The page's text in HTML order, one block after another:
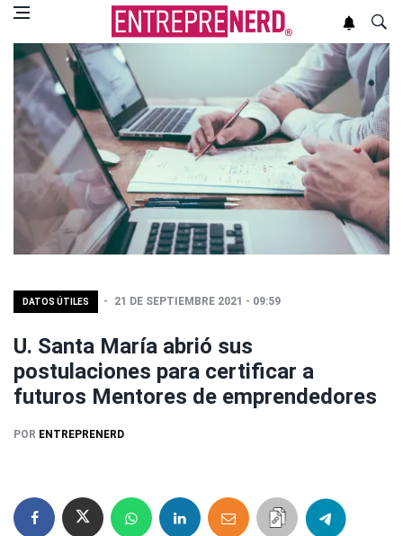
DATOS ÚTILES 21 DE SEPTIEMBRE 2021 - 09:59
U. Santa María abrió sus
postulaciones para certificar a
futuros Mentores de emprendedores
POR ENTREPRENERD